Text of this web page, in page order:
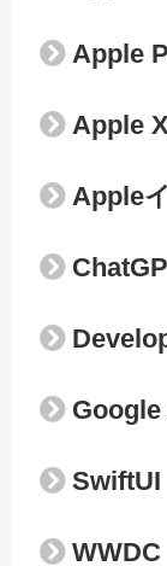
Apple
Apple
Apple
SwiftUI
WWDC